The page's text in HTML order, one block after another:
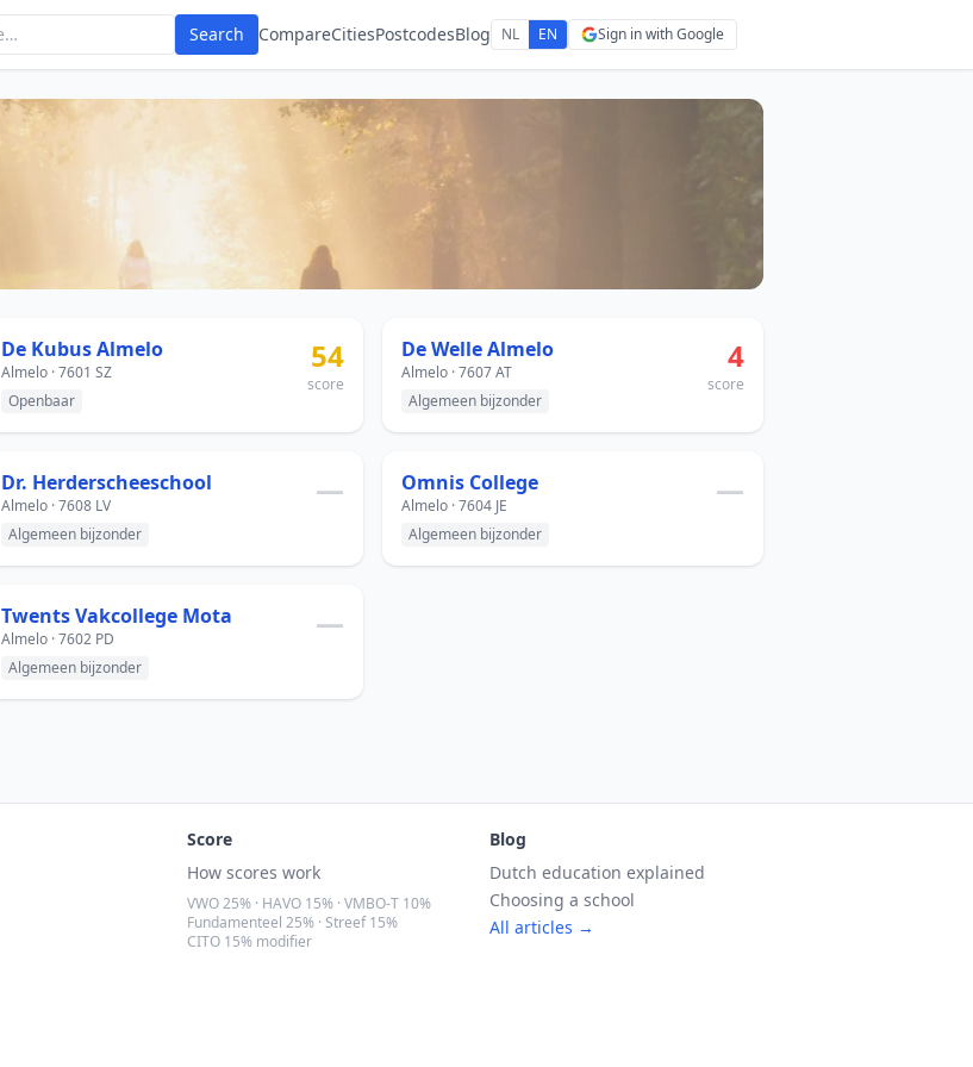
Search CompareCitiesPostcodesBlog NL EN Sign in with Google
De Kubus Almelo
Almelo · 7601 SZ
Openbaar
54
score
De Welle Almelo
Almelo · 7607 AT
Algemeen bijzonder
4
score
Dr. Herderscheeschool
Almelo · 7608 LV
Algemeen bijzonder
— Omnis College
Almelo · 7604 JE
Algemeen bijzonder
—
Twents Vakcollege Mota
Almelo · 7602 PD
Algemeen bijzonder
—
Score
How scores work
VWO 25% · HAVO 15% · VMBO-T 10%
Fundamenteel 25% · Streef 15%
CITO 15% modifier
Blog
Dutch education explained
Choosing a school
All articles →